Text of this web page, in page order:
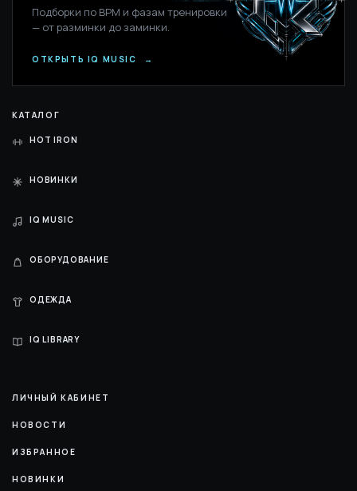
Подборки по BPM и фазам тренировки
— от разминки до заминки.
ОТКРЫТЬ IQ MUSIC →
КАТАЛОГ
HOT IRON
НОВИНКИ
IQ MUSIC
ОБОРУДОВАНИЕ
ОДЕЖДА
IQ LIBRARY
ЛИЧНЫЙ КАБИНЕТ
НОВОСТИ
ИЗБРАННОЕ
НОВИНКИ